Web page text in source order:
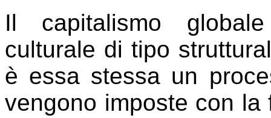
Il capitalismo
culturale di tipo
è essa stessa un
vengono imposte con